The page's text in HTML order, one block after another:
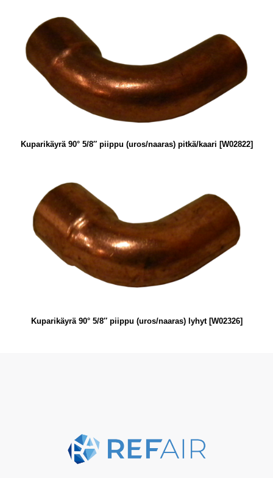
Kuparikäyrä 90° 5/8″ piippu (uros/naaras) pitkä/kaari [W02822]
Kuparikäyrä 90° 5/8″ piippu (uros/naaras) lyhyt [W02326]